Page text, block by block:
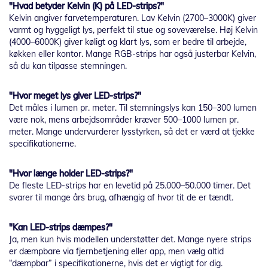
"Hvad betyder Kelvin (K) på LED-strips?"
Kelvin angiver farvetemperaturen. Lav Kelvin (2700–3000K) giver
varmt og hyggeligt lys, perfekt til stue og soveværelse. Høj Kelvin
(4000–6000K) giver køligt og klart lys, som er bedre til arbejde,
køkken eller kontor. Mange RGB-strips har også justerbar Kelvin,
så du kan tilpasse stemningen.
"Hvor meget lys giver LED-strips?"
Det måles i lumen pr. meter. Til stemningslys kan 150–300 lumen
være nok, mens arbejdsområder kræver 500–1000 lumen pr.
meter. Mange undervurderer lysstyrken, så det er værd at tjekke
specifikationerne.
"Hvor længe holder LED-strips?"
De fleste LED-strips har en levetid på 25.000–50.000 timer. Det
svarer til mange års brug, afhængig af hvor tit de er tændt.
"Kan LED-strips dæmpes?"
Ja, men kun hvis modellen understøtter det. Mange nyere strips
er dæmpbare via fjernbetjening eller app, men vælg altid
“dæmpbar” i specifikationerne, hvis det er vigtigt for dig.